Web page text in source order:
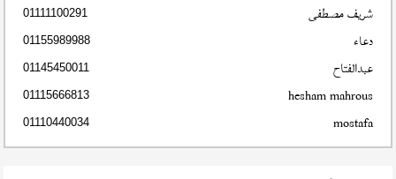
شريف مصطفى 01111100291
دعاء 01155989988
عبدالفتاح 01145450011
hesham mahrous
01115666813
mostafa
01110440034